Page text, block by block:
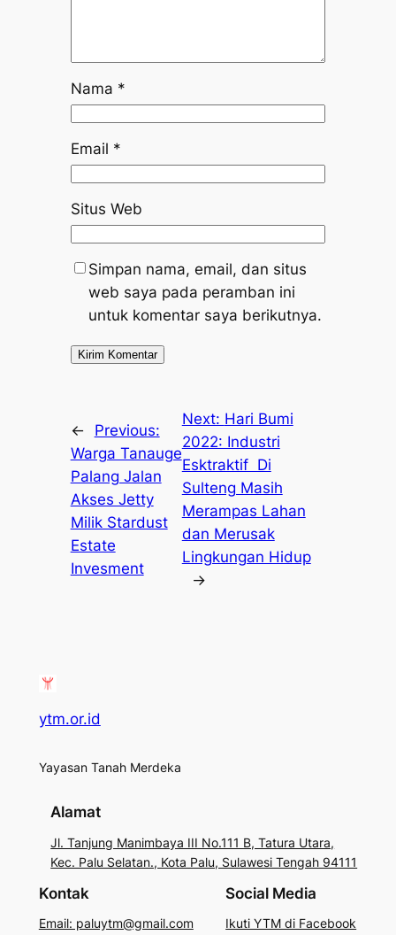
Nama *
Email *
Situs Web
Simpan nama, email, dan situs
web saya pada peramban ini
untuk komentar saya berikutnya.
←
Previous:
Warga Tanauge
Palang Jalan
Akses Jetty
Milik Stardust
Estate
Invesment
Next: Hari Bumi
2022: Industri
Esktraktif Di
Sulteng Masih
Merampas Lahan
dan Merusak
Lingkungan Hidup
→
ytm.or.id
Yayasan Tanah Merdeka
Alamat
Jl. Tanjung Manimbaya III No.111 B, Tatura Utara,
Kec. Palu Selatan., Kota Palu, Sulawesi Tengah 94111
Kontak
Email: paluytm@gmail.com
Social Media
Ikuti YTM di Facebook